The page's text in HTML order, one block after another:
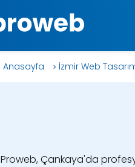
Anasayfa İzmir Web
Proweb, Çankaya'da